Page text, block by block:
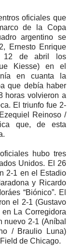
oficiales que
de la Copa
argentino se
Ernesto Enrique
12 de abril los
Kiesse) en el
en cuanta la
que debía haber
horas volvieron a
El triunfo fue 2-
Reinoso /
que, de esta
hubo tres
Unidos. El 26
2-1 en el Estadio
y Ricardo
“Biónico”. El
el 2-1 (Gustavo
La Corregidora
nuevo 2-1 (Aníbal
/ Braulio Luna)
de Chicago.